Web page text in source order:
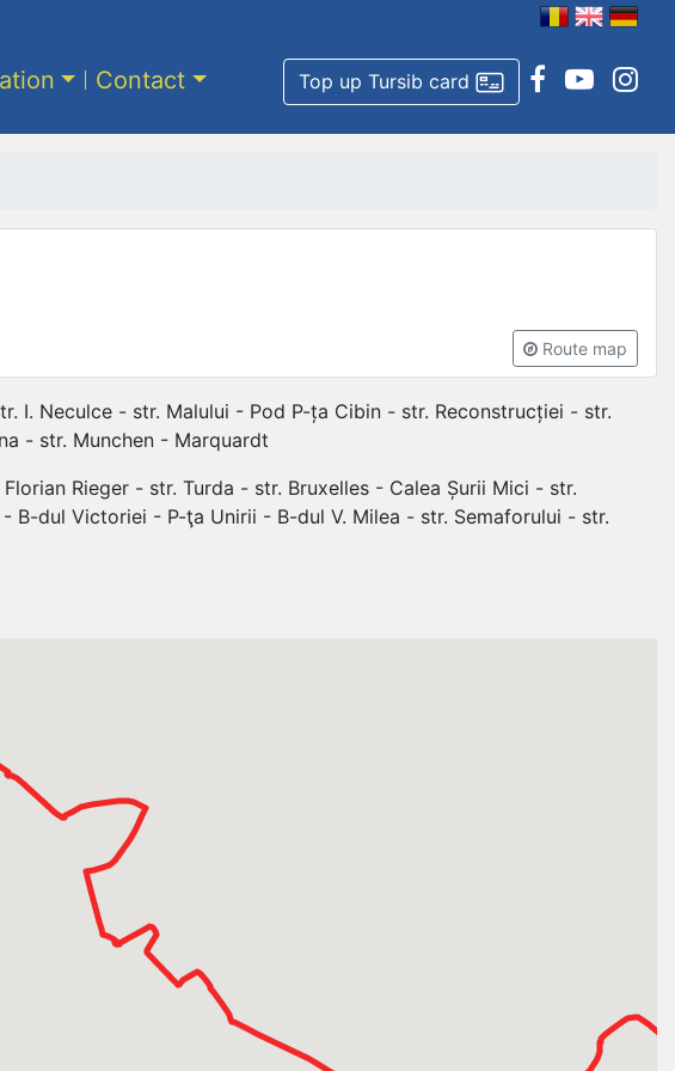
Top up Tursib card
Contact
Route map
I. Neculce - str. Malului - Pod P-ța Cibin - str. Reconstrucției - str.
- str. Munchen - Marquardt
Rieger - str. Turda - str. Bruxelles - Calea Șurii Mici - str.
B-dul Victoriei - P-ţa Unirii - B-dul V. Milea - str. Semaforului - str.